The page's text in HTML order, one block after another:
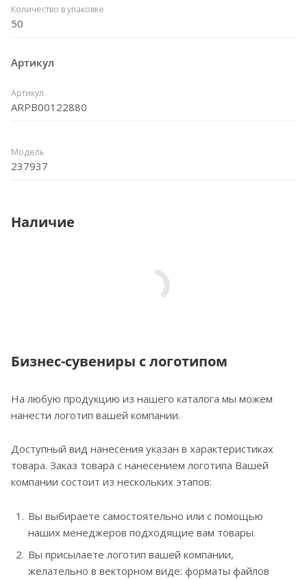
Количество в упаковке
50
Артикул
Артикул
ARPB00122880
Модель
237937
Наличие
Бизнес-сувениры с логотипом
На любую продукцию из нашего каталога мы можем
нанести логотип вашей компании.
Доступный вид нанесения указан в характеристиках
товара. Заказ товара с нанесением логотипа Вашей
компании состоит из нескольких этапов:
Вы выбираете самостоятельно или с помощью
наших менеджеров подходящие вам товары.
Вы присылаете логотип вашей компании,
желательно в векторном виде: форматы файлов